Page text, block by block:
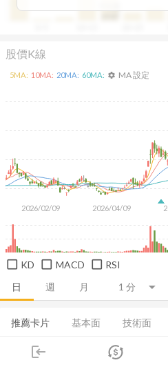
login
市場
或是找出估值落後的潛力股，
股價K線
日 週 月
2026/02/09 2026/04/09
5MA: 10MA: 20MA: 60MA: settings MA 設定
KD MACD RSI
推薦卡片 基本面 技術面
集保分布 EPS